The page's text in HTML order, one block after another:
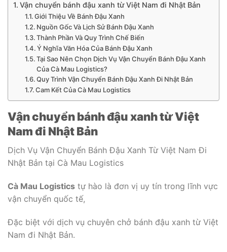
Vận chuyển bánh đậu xanh từ Việt Nam đi Nhật Bản
Giới Thiệu Về Bánh Đậu Xanh
Nguồn Gốc Và Lịch Sử Bánh Đậu Xanh
Thành Phần Và Quy Trình Chế Biến
Ý Nghĩa Văn Hóa Của Bánh Đậu Xanh
Tại Sao Nên Chọn Dịch Vụ Vận Chuyển Bánh Đậu Xanh
Của Cà Mau Logistics?
Quy Trình Vận Chuyển Bánh Đậu Xanh Đi Nhật Bản
Cam Kết Của Cà Mau Logistics
Vận chuyển bánh đậu xanh từ Việt
Nam đi Nhật Bản
Dịch Vụ Vận Chuyển Bánh Đậu Xanh Từ Việt Nam Đi
Nhật Bản tại Cà Mau Logistics
Cà Mau Logistics tự hào là đơn vị uy tín trong lĩnh vực
vận chuyển quốc tế,
Đặc biệt với dịch vụ chuyên chở bánh đậu xanh từ Việt
Nam đi Nhật Bản.